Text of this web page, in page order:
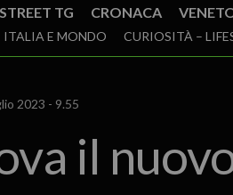
STREET TG CRONACA
ITALIA E MONDO CURIOSITÀ –
2023 - 9.55
il